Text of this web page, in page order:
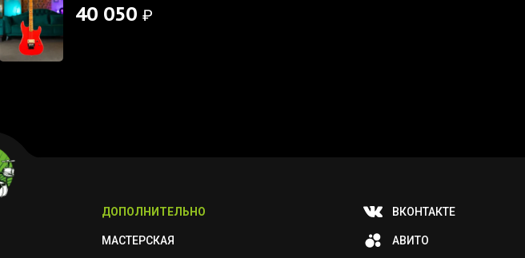
40 050 ₽
ДОПОЛНИТЕЛЬНО
МАСТЕРСКАЯ
ВКОНТАКТЕ
АВИТО